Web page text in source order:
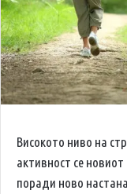
Високото ниво на
активност се новиот
поради ново